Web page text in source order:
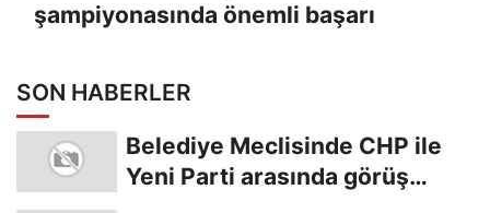
şampiyonasında önemli başarı
SON HABERLER
Belediye Meclisinde CHP ile
Yeni Parti arasında görüş